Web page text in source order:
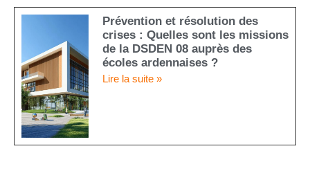
Prévention et résolution des
crises : Quelles sont les missions
de la DSDEN 08 auprès des
écoles ardennaises ?
Lire la suite »